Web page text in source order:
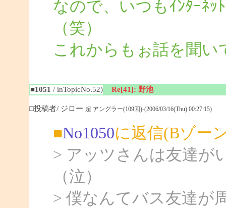
なので、いつもｲﾝﾀｰﾈ
（笑）
これからもぉ話を聞い
■1051 / inTopicNo.52) Re[41]: 野池
□投稿者/ ジロー 超 アングラー(109回)-(2006/03/16(Thu) 00:27:15)
■No1050に返信(Bゾー
> アッツさんは友達が
（泣）
> 僕なんてバス友達が